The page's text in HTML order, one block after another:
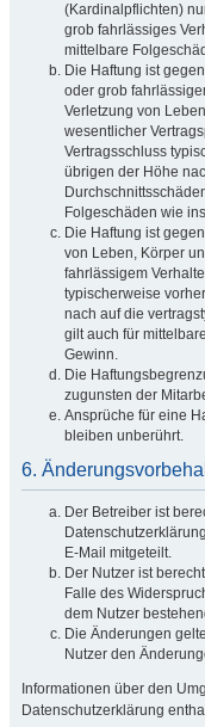
(Kardinalpflichten)
grob fahrlässiges
mittelbare
Die Haftung ist
oder grob
Verletzung von
wesentlicher
Vertragsschluss
übrigen der Höhe
Folgeschäden wie
Die Haftung ist
von Leben, Körper
fahrlässigem
typischerweise
nach auf die
gilt auch für
Gewinn.
Die
zugunsten der
Ansprüche für eine
bleiben unberührt.
6.
Der Betreiber ist
E-Mail mitgeteilt.
Der Nutzer ist
Falle des
dem Nutzer
Die Änderungen
Nutzer den
Informationen über den
Datenschutzerklärung